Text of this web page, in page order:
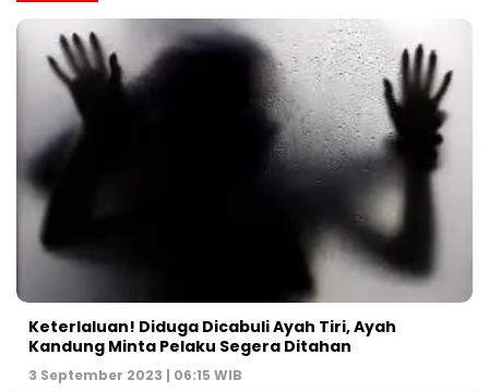
Keterlaluan! Diduga Dicabuli Ayah Tiri, Ayah
Kandung Minta Pelaku Segera Ditahan
3 September 2023 | 06:15 WIB